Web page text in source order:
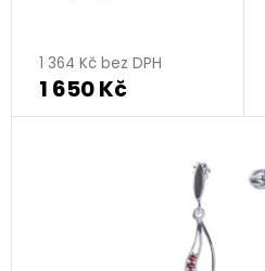
1 364 Kč bez DPH
1 650 Kč